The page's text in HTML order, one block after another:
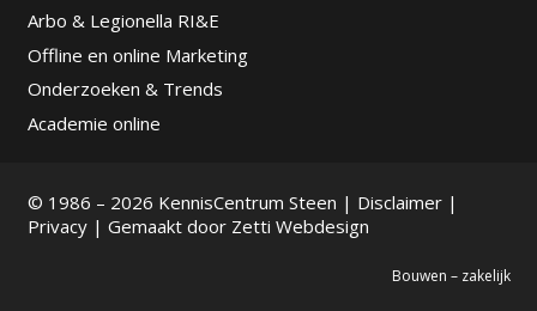
Arbo & Legionella RI&E
Offline en online Marketing
Onderzoeken & Trends
Academie online
© 1986 – 2026 KennisCentrum Steen | Disclaimer|
Privacy| Gemaakt door Zetti Webdesign
Bouwen – zakelijk